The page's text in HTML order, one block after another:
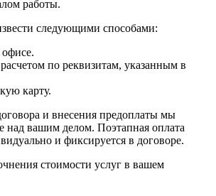
работы.
следующими способами:
по реквизитам, указанным в
карту.
и внесения предоплаты мы
над вашим делом. Поэтапная оплата
и фиксируется в договоре.
стоимости услуг в вашем